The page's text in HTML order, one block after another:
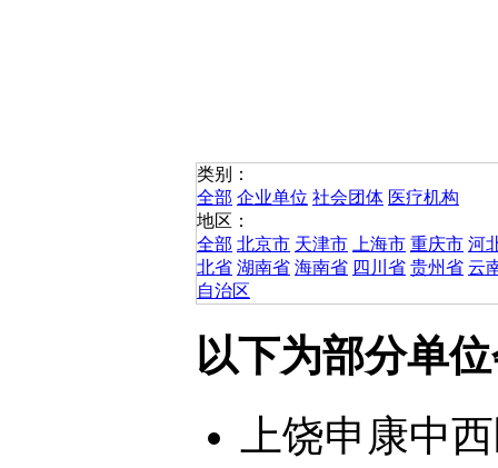
类别：
全部 企业单位 社会团体 医疗机构
地区：
全部 北京市 天津市 上海市 重庆市 河
北省 湖南省 海南省 四川省 贵州省 云
自治区
以下为部分单
上饶申康中